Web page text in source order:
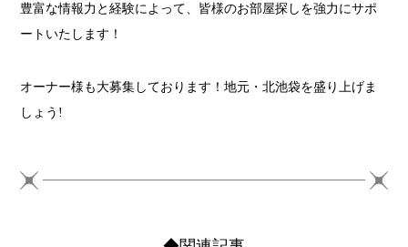
豊富な情報力と経験によって、皆様のお部屋探しを強力にサポ
ートいたします！
オーナー様も大募集しております！地元・北池袋を盛り上げま
しょう!